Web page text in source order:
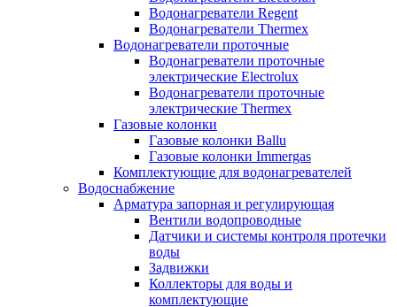
Водонагреватели Regent
Водонагреватели Thermex
Водонагреватели проточные
Водонагреватели проточные
электрические Electrolux
Водонагреватели проточные
электрические Thermex
Газовые колонки
Газовые колонки Ballu
Газовые колонки Immergas
Комплектующие для водонагревателей
Водоснабжение
Арматура запорная и регулирующая
Вентили водопроводные
Датчики и системы контроля протечки
воды
Задвижки
Коллекторы для воды и
комплектующие